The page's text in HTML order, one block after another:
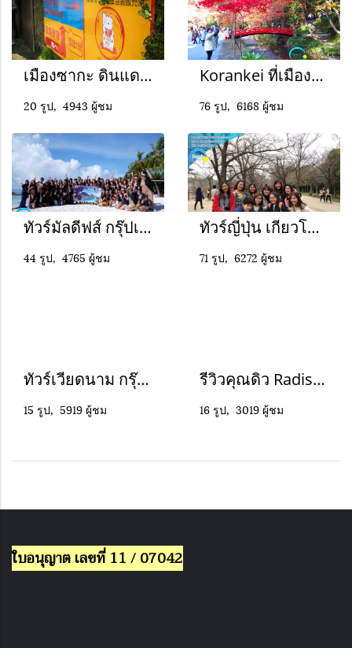
เมืองซากะ ดินแดนแห่งวัฒนธรรม
20 รูป, 4943 ผู้ชม
Korankei ที่เมืองโตโยต้า
76 รูป, 6168 ผู้ชม
ทัวร์มัลดีฟส์ กรุ๊ปเหมามัลดีฟส์ ClubMed Kani by CHY Cushion
44 รูป, 4765 ผู้ชม
ทัวร์ญี่ปุ่น เกียวโต โอซาก้า ศึกษาดูงาน 5 วัน 3 คืน
71 รูป, 6272 ผู้ชม
ทัวร์เวียดนาม กรุ๊ปเหมา ศึกษาดูงาน คณะวิทยาศาสตร์ จุฬาลงกรณมหาวิทยาลัย
15 รูป, 5919 ผู้ชม
รีวิวคุณดิว Radissorn blu maldives
16 รูป, 3019 ผู้ชม
ใบอนุญาต เลขที่ 11 / 07042